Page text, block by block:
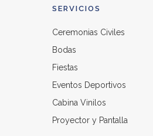
SERVICIOS
Ceremonias Civiles
Bodas
Fiestas
Eventos Deportivos
Cabina Vinilos
Proyector y Pantalla